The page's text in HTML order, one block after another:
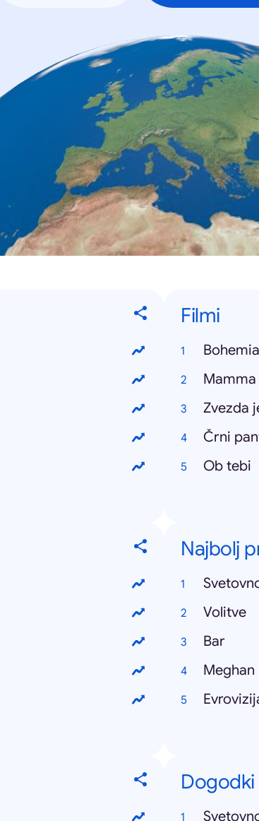
Filmi
Mamma
Zvezda
Črni
Ob tebi
Najbolj
Volitve
Bar
Meghan
Dogodki